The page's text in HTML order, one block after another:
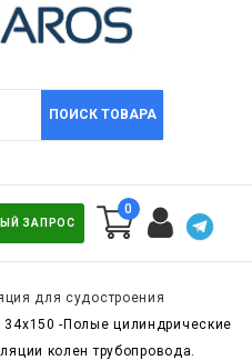
ПОИСК ТОВАРА
ЗАПРОС
0
для судостроения
-Полые цилиндрические
колен трубопровода.